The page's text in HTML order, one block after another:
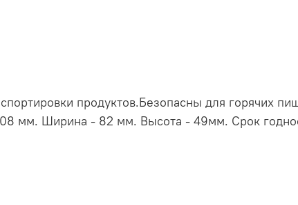
продуктов.Безопасны для горячих
мм. Ширина - 82 мм. Высота - 49мм. Срок